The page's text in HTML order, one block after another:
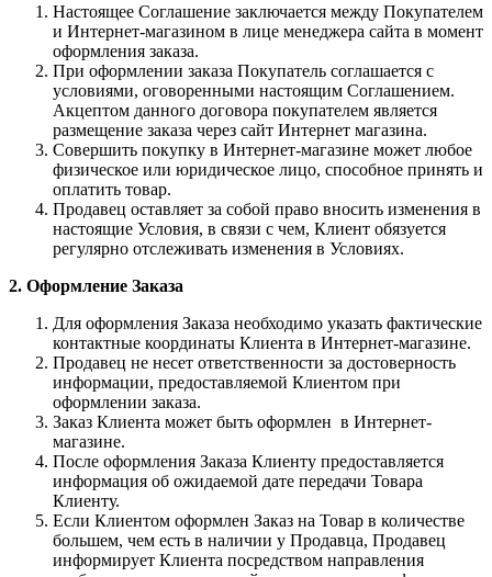
Настоящее Соглашение заключается между Покупателем
и Интернет-магазином в лице менеджера сайта в момент
оформления заказа.
При оформлении заказа Покупатель соглашается с
условиями, оговоренными настоящим Соглашением.
Акцептом данного договора покупателем является
размещение заказа через сайт Интернет магазина.
Совершить покупку в Интернет-магазине может любое
физическое или юридическое лицо, способное принять и
оплатить товар.
Продавец оставляет за собой право вносить изменения в
настоящие Условия, в связи с чем, Клиент обязуется
регулярно отслеживать изменения в Условиях.
2. Оформление Заказа
Для оформления Заказа необходимо указать фактические
контактные координаты Клиента в Интернет-магазине.
Продавец не несет ответственности за достоверность
информации, предоставляемой Клиентом при
оформлении заказа.
Заказ Клиента может быть оформлен в Интернет-
магазине.
После оформления Заказа Клиенту предоставляется
информация об ожидаемой дате передачи Товара
Клиенту.
Если Клиентом оформлен Заказ на Товар в количестве
большем, чем есть в наличии у Продавца, Продавец
информирует Клиента посредством направления